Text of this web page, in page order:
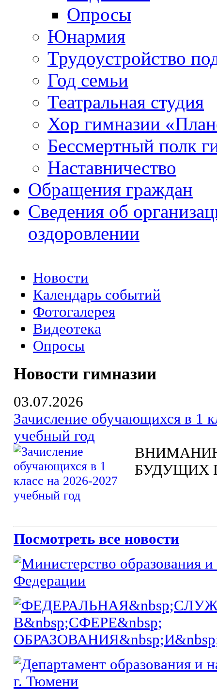
Опросы
Юнармия
Трудоустройство
Год семьи
Театральная студия
Хор гимназии
Бессмертный полк
Наставничество
Обращения граждан
Сведения об
оздоровлении
Новости
Календарь событий
Фотогалерея
Видеотека
Опросы
Новости гимназии
03.07.2026
Зачисление обучающихся в 1
учебный год
БУДУЩИХ
Посмотреть все новости